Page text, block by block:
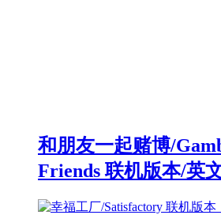
和朋友一起赌博/
Friends 联机版本/英